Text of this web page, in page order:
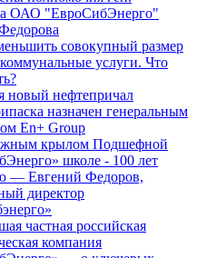
ОАО "ЕвроСибЭнерго"
совокупный размер
услуги. Что
новый нефтепричал
назначен генеральным
En+ Group
крылом Подшефной
школе - 100 лет
— Евгений Федоров,
директор
частная российская
компания